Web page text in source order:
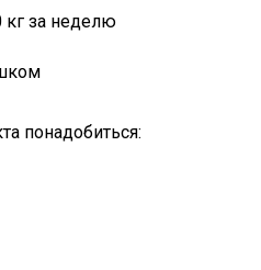
кг за неделю
понадобиться: